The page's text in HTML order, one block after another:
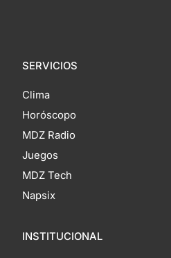
SERVICIOS
Clima
Horóscopo
MDZ Radio
Juegos
MDZ Tech
Napsix
INSTITUCIONAL